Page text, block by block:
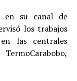
en su canal de
los trabajos
las centrales